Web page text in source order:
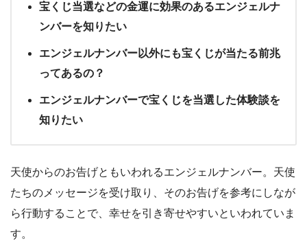
宝くじ当選などの金運に効果のあるエンジェルナ
ンバーを知りたい
エンジェルナンバー以外にも宝くじが当たる前兆
ってあるの？
エンジェルナンバーで宝くじを当選した体験談を
知りたい
天使からのお告げともいわれるエンジェルナンバー。天使
たちのメッセージを受け取り、そのお告げを参考にしなが
ら行動することで、幸せを引き寄せやすいといわれていま
す。